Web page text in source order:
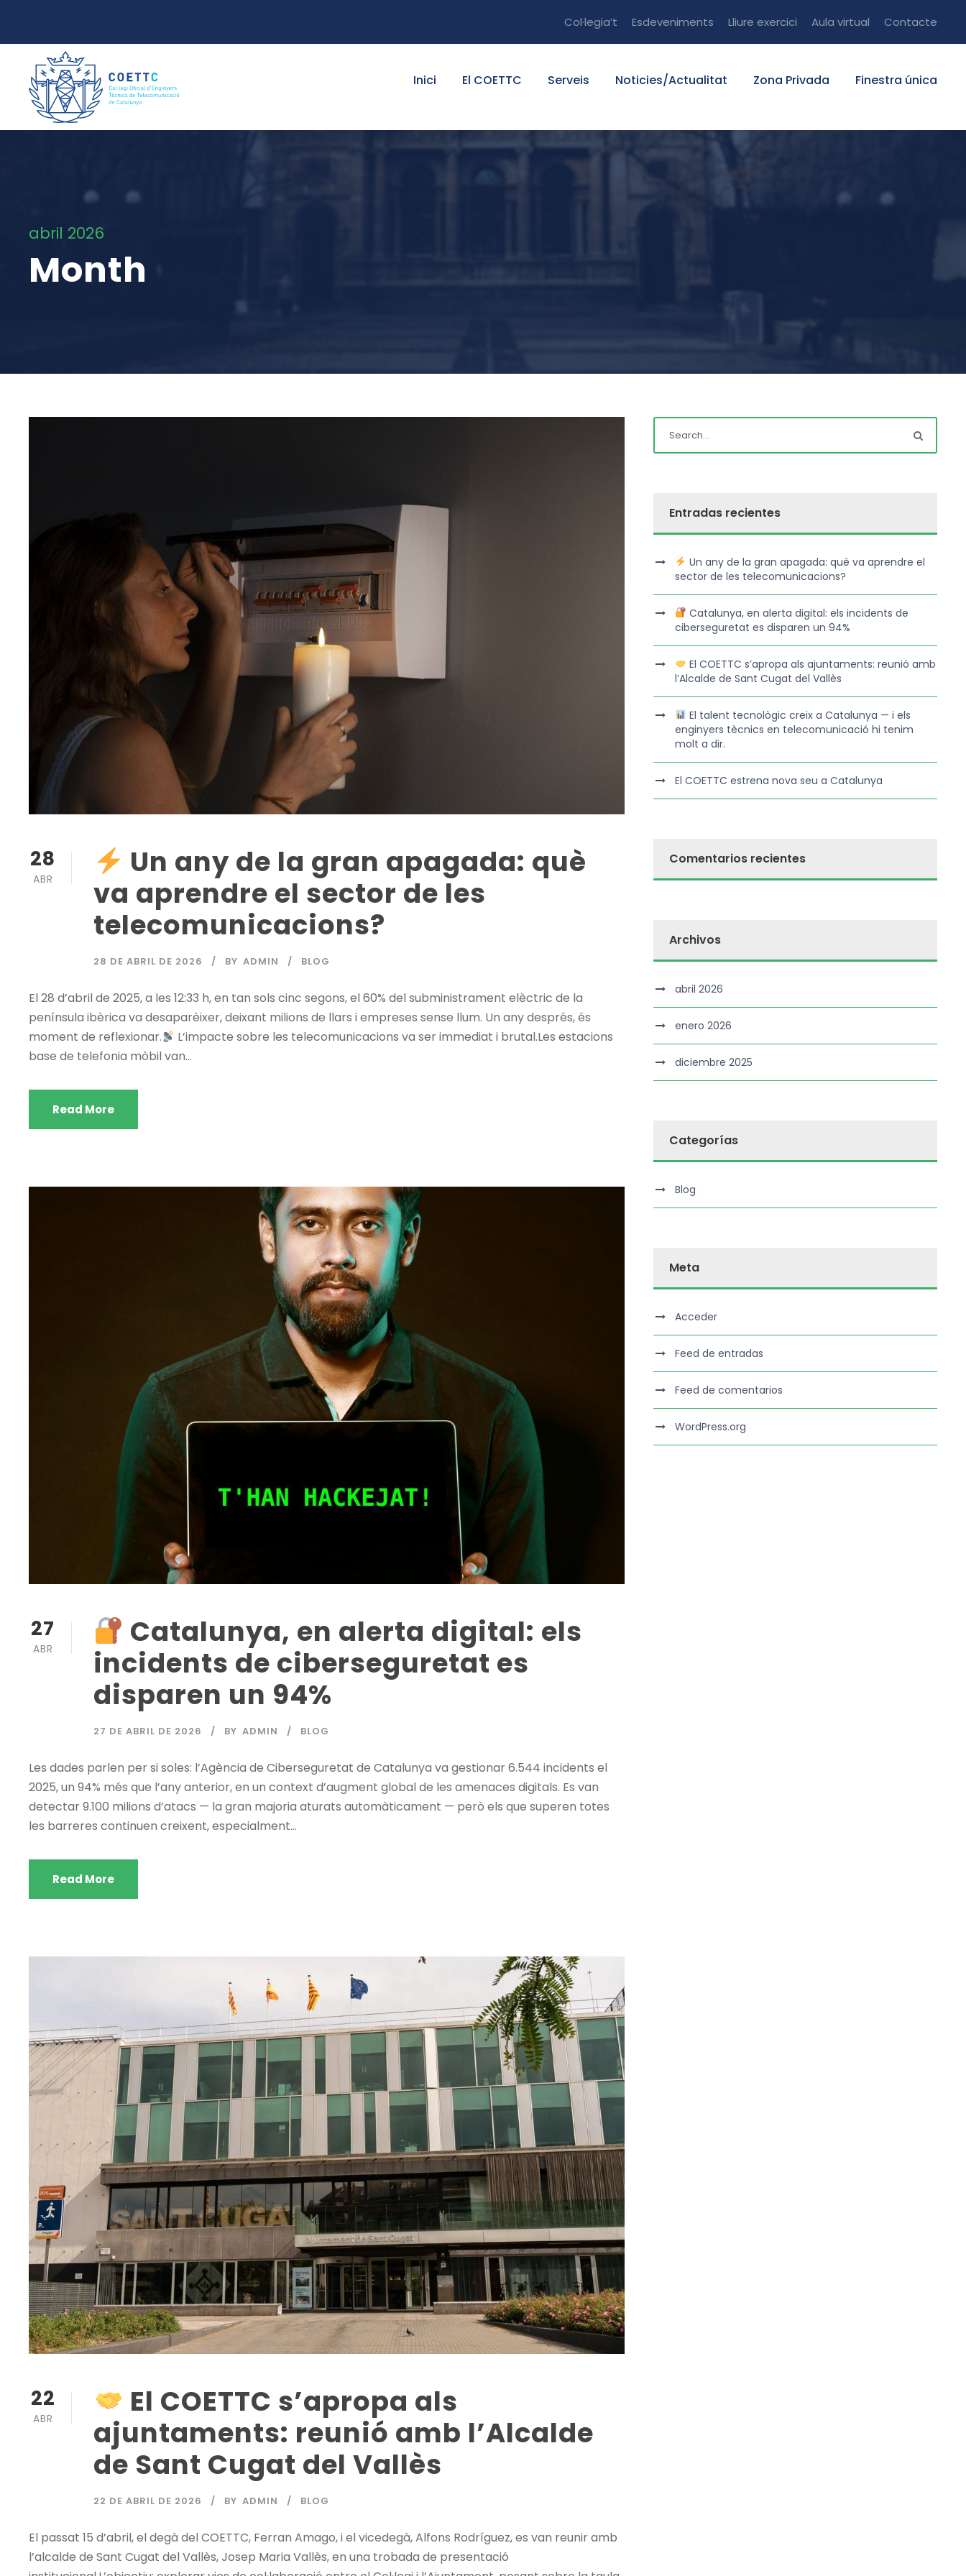
Col·legia’t Esdeveniments Lliure exercici Aula virtual Contacte
Inici El COETTC Serveis Noticies/Actualitat Zona Privada Finestra única
abril 2026
Month
28
ABR
Un any de la gran apagada: què
va aprendre el sector de les
telecomunicacions?
28 DE ABRIL DE 2026 BY ADMIN BLOG
El 28 d’abril de 2025, a les 12:33 h, en tan sols cinc segons, el 60% del subministrament elèctric de la
península ibèrica va desaparèixer, deixant milions de llars i empreses sense llum. Un any després, és
moment de reflexionar.
L’impacte sobre les telecomunicacions va ser immediat i brutal.Les estacions
base de telefonia mòbil van...
Read More
27
ABR
Catalunya, en alerta digital: els
incidents de ciberseguretat es
disparen un 94%
27 DE ABRIL DE 2026 BY ADMIN BLOG
Les dades parlen per si soles: l’Agència de Ciberseguretat de Catalunya va gestionar 6.544 incidents el
2025, un 94% més que l’any anterior, en un context d’augment global de les amenaces digitals. Es van
detectar 9.100 milions d’atacs — la gran majoria aturats automàticament — però els que superen totes
les barreres continuen creixent, especialment...
Read More
22
ABR
El COETTC s’apropa als
ajuntaments: reunió amb l’Alcalde
de Sant Cugat del Vallès
22 DE ABRIL DE 2026 BY ADMIN BLOG
El passat 15 d’abril, el degà del COETTC, Ferran Amago, i el vicedegà, Alfons Rodríguez, es van reunir amb
l’alcalde de Sant Cugat del Vallès, Josep Maria Vallès, en una trobada de presentació
Entradas recientes
Un any de la gran apagada: què va aprendre el
sector de les telecomunicacions?
Catalunya, en alerta digital: els incidents de
ciberseguretat es disparen un 94%
El COETTC s’apropa als ajuntaments: reunió amb
l’Alcalde de Sant Cugat del Vallès
El talent tecnològic creix a Catalunya — i els
enginyers tècnics en telecomunicació hi tenim
molt a dir.
El COETTC estrena nova seu a Catalunya
Comentarios recientes
Archivos
abril 2026
enero 2026
diciembre 2025
Categorías
Blog
Meta
Acceder
Feed de entradas
Feed de comentarios
WordPress.org